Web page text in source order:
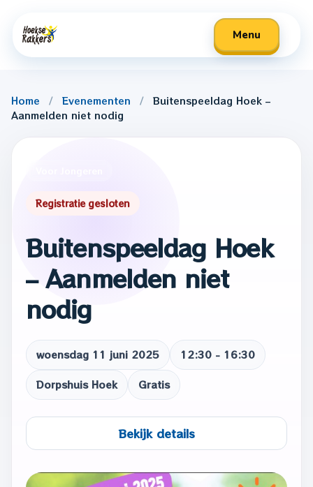
Menu
Home / Evenementen /
Buitenspeeldag Hoek –
Aanmelden niet nodig
Registratie gesloten
Buitenspeeldag Hoek
– Aanmelden niet
nodig
woensdag 11 juni 2025 12:30 - 16:30
Dorpshuis Hoek Gratis
Bekijk details